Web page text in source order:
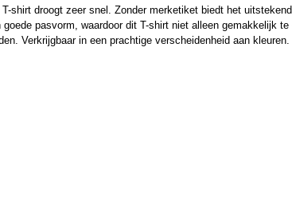
shirt droogt zeer snel. Zonder merketiket biedt het uitstekend
pasvorm, waardoor dit T-shirt niet alleen gemakkelijk te
Verkrijgbaar in een prachtige verscheidenheid aan kleuren.